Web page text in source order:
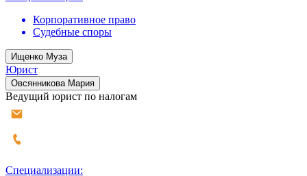
Корпоративное право
Судебные споры
Ищенко Муза
Юрист
Овсянникова Мария
Ведущий юрист по налогам
Специализации: